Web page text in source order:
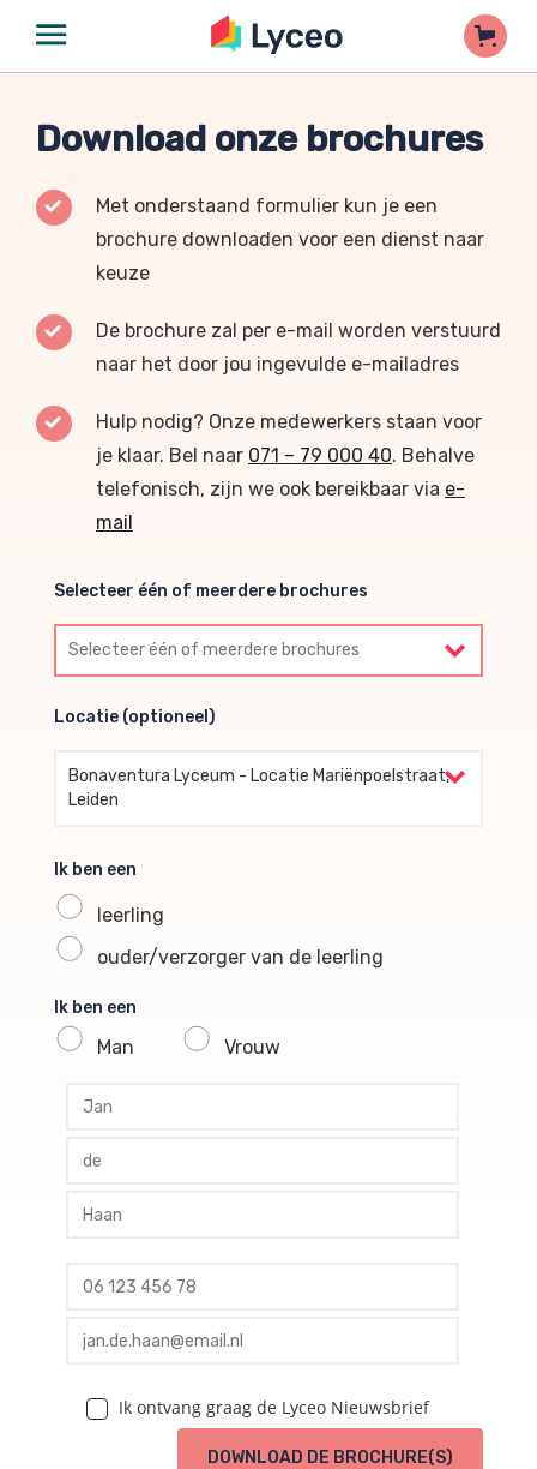
Download onze brochures
Met onderstaand formulier kun je een
brochure downloaden voor een dienst naar
keuze
De brochure zal per e-mail worden verstuurd
naar het door jou ingevulde e-mailadres
Hulp nodig? Onze medewerkers staan voor
je klaar. Bel naar 071 – 79 000 40. Behalve
telefonisch, zijn we ook bereikbaar via e-
mail
Selecteer één of meerdere brochures
Selecteer één of meerdere brochures
Locatie (optioneel)
Locatie (optioneel)
Bonaventura Lyceum - Locatie Mariënpoelstraat,
Leiden
Ik ben een
leerling
ouder/verzorger van de leerling
Ik ben een
Man Vrouw
profile voornaam
profile tussenvoegsel
profile achternaam
profile telefoon
profile email
Ik ontvang graag de Lyceo Nieuwsbrief
DOWNLOAD DE BROCHURE(S)